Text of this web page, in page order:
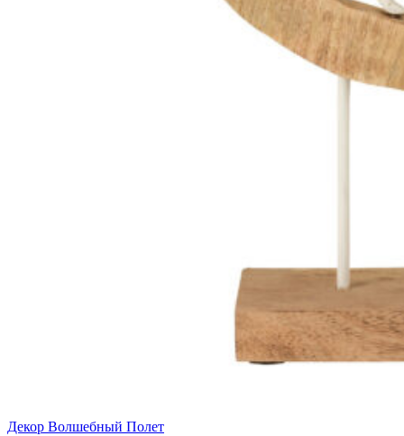
Декор Волшебный Полет